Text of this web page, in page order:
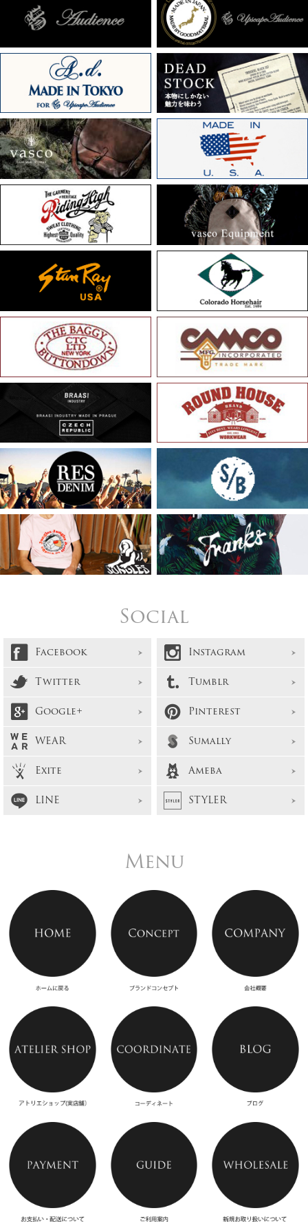
Social
Facebook
Instagram
Twitter
Tumblr
Google+
Pinterest
WEAR
Sumally
Exite
Ameba
LINE
STYLER
Menu